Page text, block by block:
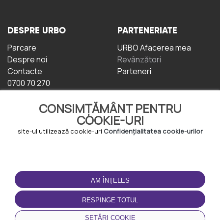
CONSIMȚĂMÂNT PENTRU
COOKIE-URI
site-ul utilizează cookie-uri Confidențialitatea cookie-urilor
AM ÎNŢELES
RESPINGE TOTUL
SETĂRI COOKIE
DESPRE URBO
Parcare
Despre noi
Contacte
0700 70 270
PARTENERIATE
URBO Afacerea mea
Revânzători
Parteneri
TERMENI DE UTILIZARE
Termeni și condiții
Politica de
Confidențialitate
Politica de cookie-uri
DESCĂRCAȚI
APLICAȚIA